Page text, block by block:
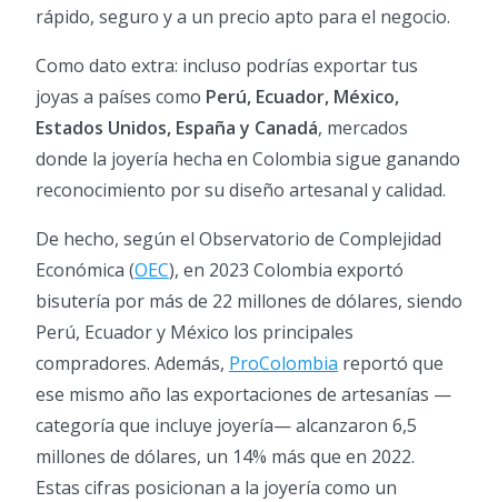
rápido, seguro y a un precio apto para el negocio.
Como dato extra: incluso podrías exportar tus
joyas a países como Perú, Ecuador, México,
Estados Unidos, España y Canadá, mercados
donde la joyería hecha en Colombia sigue ganando
reconocimiento por su diseño artesanal y calidad.
De hecho, según el Observatorio de Complejidad
Económica (OEC), en 2023 Colombia exportó
bisutería por más de 22 millones de dólares, siendo
Perú, Ecuador y México los principales
compradores. Además, ProColombia reportó que
ese mismo año las exportaciones de artesanías —
categoría que incluye joyería— alcanzaron 6,5
millones de dólares, un 14% más que en 2022.
Estas cifras posicionan a la joyería como un